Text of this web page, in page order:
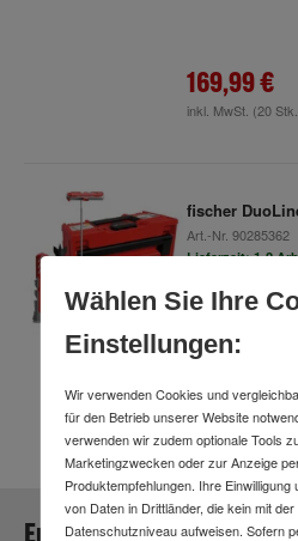
169,99 €
inkl. MwSt. (20
fischer
Art.-Nr. 90285362
Lieferzeit: 1-2
149,99 €
inkl. MwSt.
Euer Lieblingsprodukt
Wählen Sie Ihre
Einstellungen:
Wir verwenden Cookies und
für den Betrieb unserer Website
verwenden wir zudem optionale Tools
Marketingzwecken oder zur Anzeige
Produktempfehlungen. Ihre
von Daten in Drittländer, die kein mit
Datenschutzniveau aufweisen. Sofern